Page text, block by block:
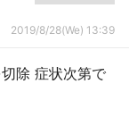
2019/8/28(We) 13:39
除 症状次第で